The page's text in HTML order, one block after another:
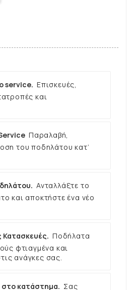
service. Επισκευές,
και
Παραλαβή,
του ποδηλάτου κατ’
Ανταλλάξτε το
και αποκτήστε ένα νέο
Κατασκευές. Ποδήλατα
φτιαγμένα και
ανάγκες σας.
στο κατάστημα. Σας